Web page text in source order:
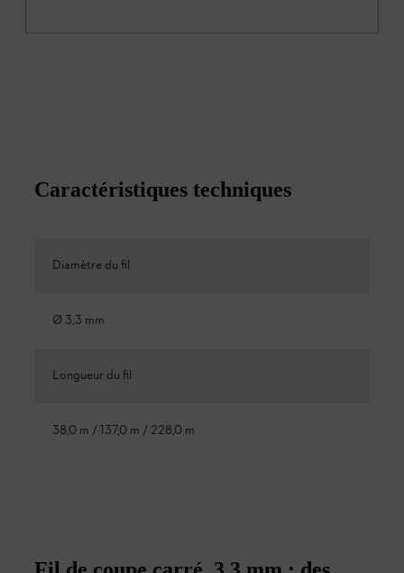
Caractéristiques techniques
Diamètre du fil
Ø 3,3 mm
Longueur du fil
38,0 m / 137,0 m / 228,0 m